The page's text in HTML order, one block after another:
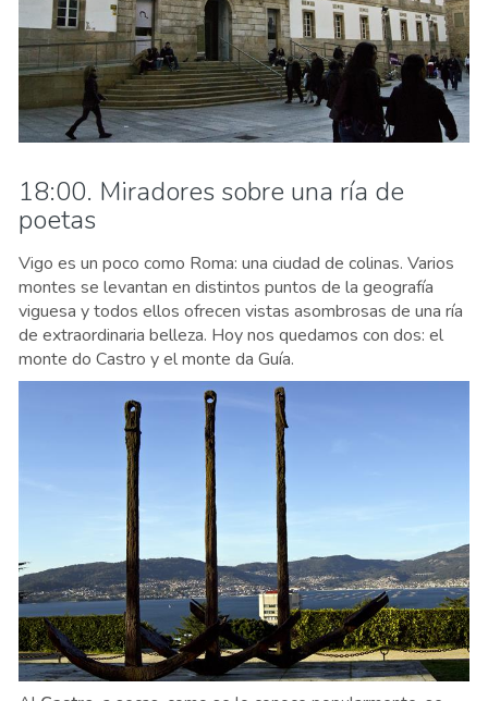
18:00. Miradores sobre una ría de
poetas
Vigo es un poco como Roma: una ciudad de colinas. Varios
montes se levantan en distintos puntos de la geografía
viguesa y todos ellos ofrecen vistas asombrosas de una ría
de extraordinaria belleza. Hoy nos quedamos con dos: el
monte do Castro y el monte da Guía.